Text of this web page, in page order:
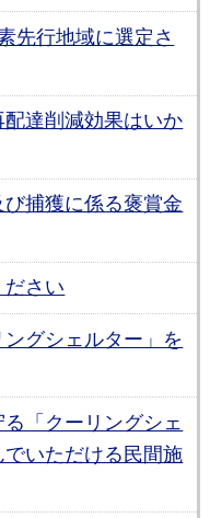
先行地域に選定さ
達削減効果はいか
捕獲に係る褒賞金
さい
グシェルター」を
「クーリングシェ
いただける民間施